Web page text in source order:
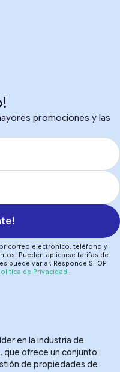
promociones y las
correo electrónico, teléfono y
Pueden aplicarse tarifas de
puede variar. Responde STOP
de Privacidad .
en la industria de
que ofrece un conjunto
de propiedades de